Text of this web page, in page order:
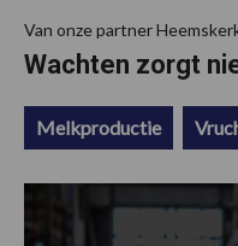
Van onze partner
Wachten zorgt
Melkproductie